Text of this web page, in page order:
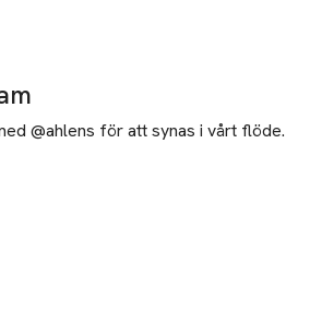
@ahlens för att synas i vårt flöde.